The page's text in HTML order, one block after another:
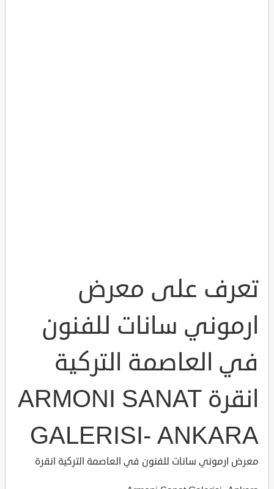
تعرف على معرض
ارموني سانات للفنون
في العاصمة التركية
انقرة ARMONI SANAT
GALERISI- ANKARA
معرض ارموني سانات للفنون في العاصمة التركية انقرة